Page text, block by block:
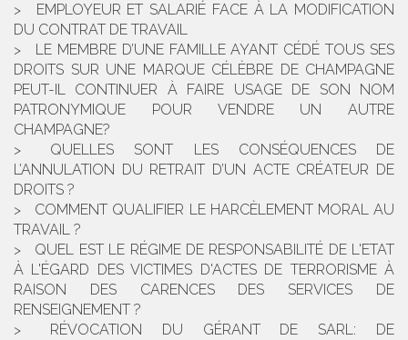
EMPLOYEUR ET SALARIÉ FACE À LA MODIFICATION
DU CONTRAT DE TRAVAIL
LE MEMBRE D’UNE FAMILLE AYANT CÉDÉ TOUS SES
DROITS SUR UNE MARQUE CÉLÈBRE DE CHAMPAGNE
PEUT-IL CONTINUER À FAIRE USAGE DE SON NOM
PATRONYMIQUE POUR VENDRE UN AUTRE
CHAMPAGNE?
QUELLES SONT LES CONSÉQUENCES DE
L’ANNULATION DU RETRAIT D’UN ACTE CRÉATEUR DE
DROITS ?
COMMENT QUALIFIER LE HARCÈLEMENT MORAL AU
TRAVAIL ?
QUEL EST LE RÉGIME DE RESPONSABILITÉ DE L'ETAT
À L'ÉGARD DES VICTIMES D'ACTES DE TERRORISME À
RAISON DES CARENCES DES SERVICES DE
RENSEIGNEMENT ?
RÉVOCATION DU GÉRANT DE SARL: DE